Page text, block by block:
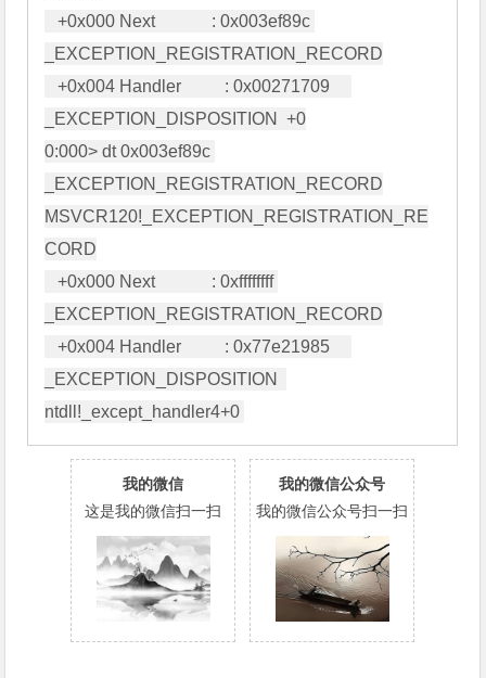
   +0x000 Next             : 0x003ef89c
_EXCEPTION_REGISTRATION_RECORD
   +0x004 Handler          : 0x00271709
_EXCEPTION_DISPOSITION  +0
0:000> dt 0x003ef89c
_EXCEPTION_REGISTRATION_RECORD
MSVCR120!_EXCEPTION_REGISTRATION_RE
CORD
   +0x000 Next             : 0xffffffff
_EXCEPTION_REGISTRATION_RECORD
   +0x004 Handler          : 0x77e21985
_EXCEPTION_DISPOSITION
我的微信
这是我的微信扫一扫
我的微信公众号
我的微信公众号扫一扫